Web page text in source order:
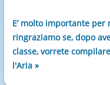
E’ molto importante
ringraziamo se, dopo
classe, vorrete
l'Aria »